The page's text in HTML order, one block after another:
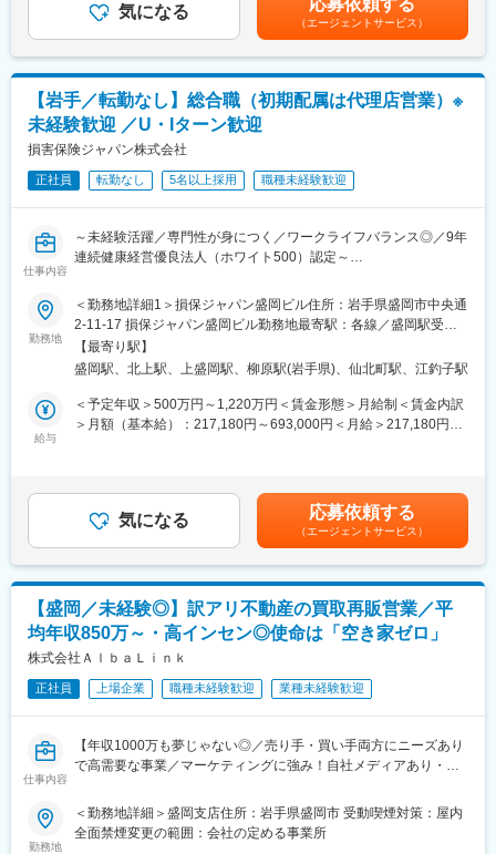
・LP-CVD
・Metal
■具体的には
プロセスエンジニアの業務は大きく分けると下記の3つとなりま
(1)次世代量産技術の確立
量産用新機種評価。生産コスト低減など
量産設備導入立ち上げ、新製品生産レシピ条件と運用決定、
歩留り改善
マージン評価、工程能力向上、新機種/号機間ばらつき改善
品質、コスト、生産性の改善を目的とした量産化技術の開発、設
備・プロセス立ち上げ業務に従事して頂きます。
・技術を極めることが出来る
プロセスエンジニアは、上記のいずれかの工程を担当し、その工
つことが重要です、そのため、日々の業務を通じて、技術だけで
はなくビジネス感覚、視野の広さも手に入れることができます。
■当社で半導体エンジニアとして働く魅力
・本社がシリコンバレーにあるため、世界の半導体に関する最先
端の情報を、いち早く入手し、開発に生かすことができます。最
先端の技術を活用し、時代をリードする最先端の製品開発を行う
ことが可能です。
・比較的業務の幅、裁量が広く、技術の提案等を行うことができ
ます。狭い範囲の決められた仕事をこなすのではないため、技術
変更の範囲：会社の定める業務
として支給賃金はあくまでも目安の金額であり、選考を通じて上
下する可能性があります。月給(月額)は固定手当を含めた表記で
す。
気になる 応募依頼する
（エージェントサービス）
【岩手／転勤なし】総合職（初期配属は代理店営業）※
未経験歓迎 ／U・Iターン歓迎
損害保険ジャパン株式会社
正社員 転勤なし 5名以上採用 職種未経験歓迎
仕事内容
～未経験活躍／専門性が身につく／ワークライフバランス◎／9年
連続健康経営優良法人（ホワイト500）認定～
代理店とともにお客さまのさまざまなリスクを分析し、最適なソ
リューションを提供します。保険商品だけでなく、グループ各社
と連携した各種サービスの提案や、事故を未然に防ぐための提案
も行います。未経験から専門知識を身につけ、キャリアアップを
目指せる環境が整っています。
■職務詳細
・代理店への営業サポートおよび関係構築
・お客さまのリスク分析および最適な保険商品の提案
・関連書類の作成および管理
■入社後の流れ
「キャリア採用社員向け入社式」では、会社紹介や企業文化、制
の大切な機会となります。入社後も、業務に必要な知識やスキル
を幅広く学べる導入研修、そしてOJTによる実践的な指導を行い
ます。OJT担当の先輩社員が丁寧にサポートするため、未経験の
方でも安心して業務を習得できます。さらに、定期的な勉強会や
を目指せる環境です。
■働き方
や介護などのライフイベントに合わせた勤務時間の調整が可能
で、家庭と仕事の両立を実現できます。デジタルツールを活用し
進されています。
■キャリアパス
勤務地
＜勤務地詳細1＞損保ジャパン盛岡ビル住所：岩手県盛岡市中央通
2-11-17 損保ジャパン盛岡ビル勤務地最寄駅：各線／盛岡駅受動
喫煙対策：屋内全面禁煙＜勤務地詳細2＞北上開発ビル住所：岩手
県北上市大通り一丁目3－1 北上開発ビル受動喫煙対策：屋内全面
【最寄り駅】
盛岡駅、北上駅、上盛岡駅、柳原駅(岩手県)、仙北町駅、江釣子駅
給与
＜予定年収＞500万円～1,220万円＜賃金形態＞月給制＜賃金内訳
＞月額（基本給）：217,180円～693,000円＜月給＞217,180円～
の入社時の想定年収は500万（月給217,180円）～780万円（月給
335,000円）となります。賃金はあくまでも目安の金額であり、
選考を通じて上下する可能性があります。月給(月額)は固定手当を
含めた表記です。
気になる 応募依頼する
（エージェントサービス）
【盛岡／未経験◎】訳アリ不動産の買取再販営業／平
均年収850万～・高インセン◎使命は「空き家ゼロ」
株式会社ＡｌｂａＬｉｎｋ
正社員 上場企業 職種未経験歓迎 業種未経験歓迎
仕事内容
【年収1000万も夢じゃない◎／売り手・買い手両方にニーズあり
で高需要な事業／マーケティングに強み！自社メディアあり・テ
認知度を目指す会社／東証グロース市場上場】
＼こんな方におすすめ／
勤務地
＜勤務地詳細＞盛岡支店住所：岩手県盛岡市 受動喫煙対策：屋内
全面禁煙変更の範囲：会社の定める事業所